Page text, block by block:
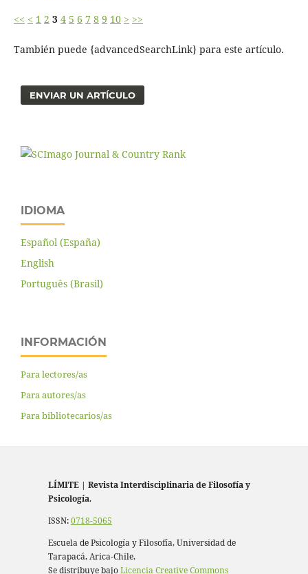
<< < 1 2 3 4 5 6 7 8 9 10 > >>
También puede {advancedSearchLink} para este artículo.
ENVIAR UN ARTÍCULO
IDIOMA
Español (España)
English
Português (Brasil)
INFORMACIÓN
Para lectores/as
Para autores/as
Para bibliotecarios/as
LÍMITE | Revista Interdisciplinaria de Filosofía y
Psicología.
ISSN:0718-5065
Escuela de Psicología y Filosofía, Universidad de
Tarapacá, Arica-Chile.
Se distribuye bajoLicencia Creative Commons